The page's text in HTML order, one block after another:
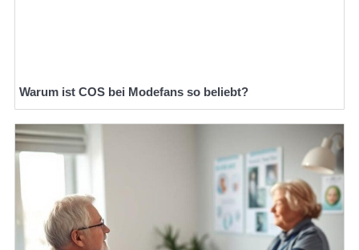
Warum ist COS bei Modefans so beliebt?